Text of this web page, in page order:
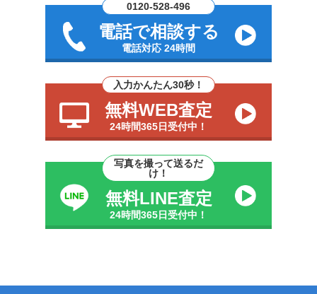
0120-528-496
電話で相談する
電話対応 24時間
入力かんたん30秒！
無料WEB査定
24時間365日受付中！
写真を撮って送るだ
け！
無料LINE査定
24時間365日受付中！